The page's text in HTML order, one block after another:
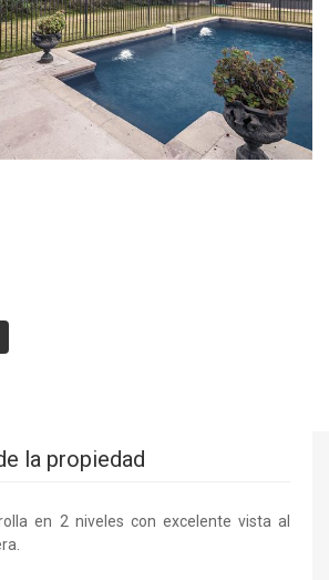
la propiedad
en 2 niveles con excelente vista al